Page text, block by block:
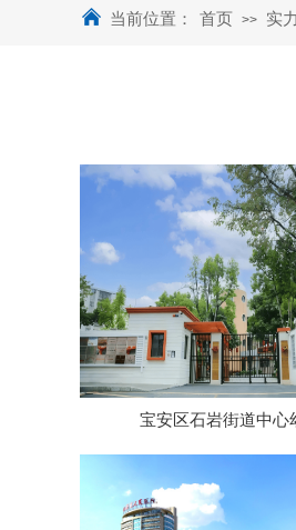
当前位置： 首页 >> 实
宝安区石岩街道中心